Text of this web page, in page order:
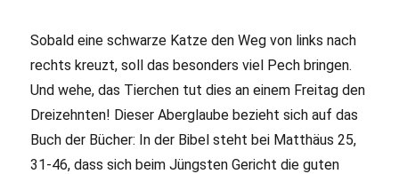
Sobald eine schwarze Katze den Weg von links nach
rechts kreuzt, soll das besonders viel Pech bringen.
Und wehe, das Tierchen tut dies an einem Freitag den
Dreizehnten! Dieser Aberglaube bezieht sich auf das
Buch der Bücher: In der Bibel steht bei Matthäus 25,
31-46, dass sich beim Jüngsten Gericht die guten